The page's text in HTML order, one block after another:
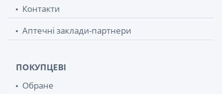
Контакти
Аптечні заклади-партнери
ПОКУПЦЕВІ
Обране